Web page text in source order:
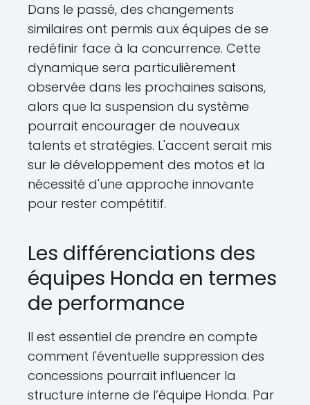
Dans le passé, des changements
similaires ont permis aux équipes de se
redéfinir face à la concurrence. Cette
dynamique sera particulièrement
observée dans les prochaines saisons,
alors que la suspension du système
pourrait encourager de nouveaux
talents et stratégies. L'accent serait mis
sur le développement des motos et la
nécessité d'une approche innovante
pour rester compétitif.
Les différenciations des
équipes Honda en termes
de performance
Il est essentiel de prendre en compte
comment l'éventuelle suppression des
concessions pourrait influencer la
structure interne de l’équipe Honda. Par